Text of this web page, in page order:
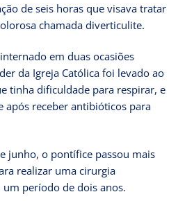
de seis horas que visava tratar
chamada diverticulite.
em duas ocasiões
da Igreja Católica foi levado ao
tinha dificuldade para respirar, e
após receber antibióticos para
junho, o pontífice passou mais
realizar uma cirurgia
período de dois anos.